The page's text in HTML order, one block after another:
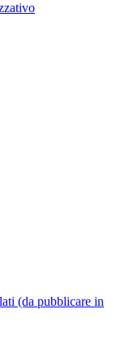
(da pubblicare in